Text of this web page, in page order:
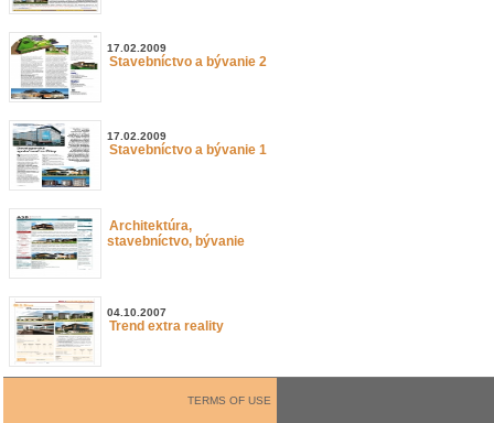
17.02.2009
Stavebníctvo a bývanie 2
17.02.2009
Stavebníctvo a bývanie 1
Architektúra,
stavebníctvo, bývanie
04.10.2007
Trend extra reality
TERMS OF USE